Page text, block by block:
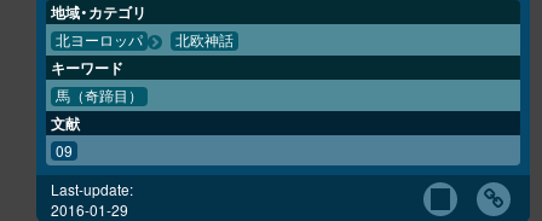
地域・カテゴリ
北ヨーロッパ 北欧神話
キーワード
馬（奇蹄目）
文献
09
Last-update:
2016-01-29